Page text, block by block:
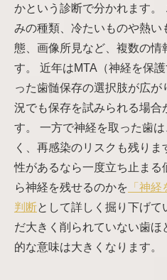
かという診断で分かれます。
みの種類、冷たいものや熱い
態、画像所見など、複数の情
す。 近年はMTA（神経を保
った歯髄保存の選択肢が広
況でも保存を試みられる場合
す。 一方で神経を取った歯
く、再感染のリスクも残り
性があるなら一度立ち止まる
ら神経を残せるのかを 「神
判断として詳しく掘り下げて
だ大きく削られていない歯ほ
的な意味は大きくなります。